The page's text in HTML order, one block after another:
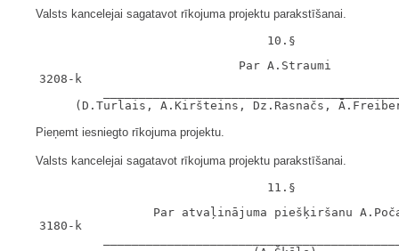
Valsts kancelejai sagatavot rīkojuma projektu parakstīšanai.
Par A.Straumi
3208-k
Pieņemt iesniegto rīkojuma projektu.
Valsts kancelejai sagatavot rīkojuma projektu parakstīšanai.
Par atvaļinājuma piešķiršanu
3180-k